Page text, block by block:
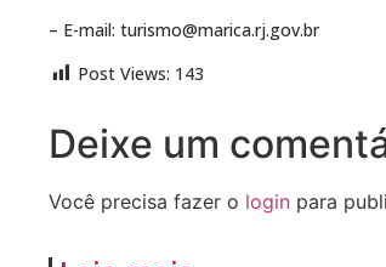
– E-mail: turismo@marica.rj.gov.br
Post Views: 143
Deixe um
Você precisa fazer o login para